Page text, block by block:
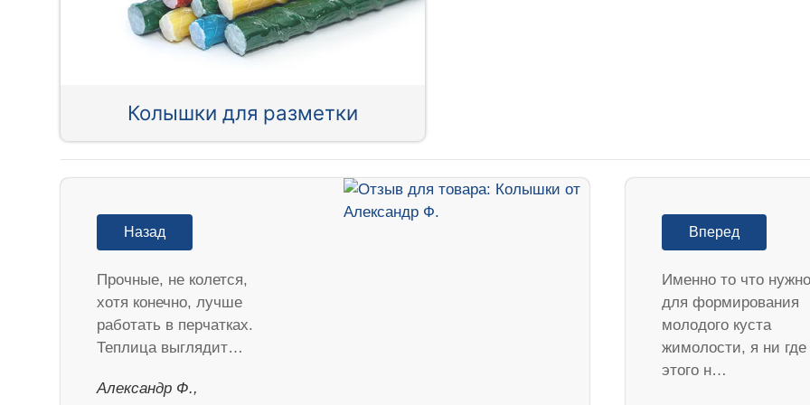
Колышки для разметки
Назад
Прочные, не колется,
хотя конечно, лучше
работать в перчатках.
Теплица выглядит…
Александр Ф.,
Вперед
Именно то что нужно
для формирования
молодого куста
жимолости, я ни где
этого н…